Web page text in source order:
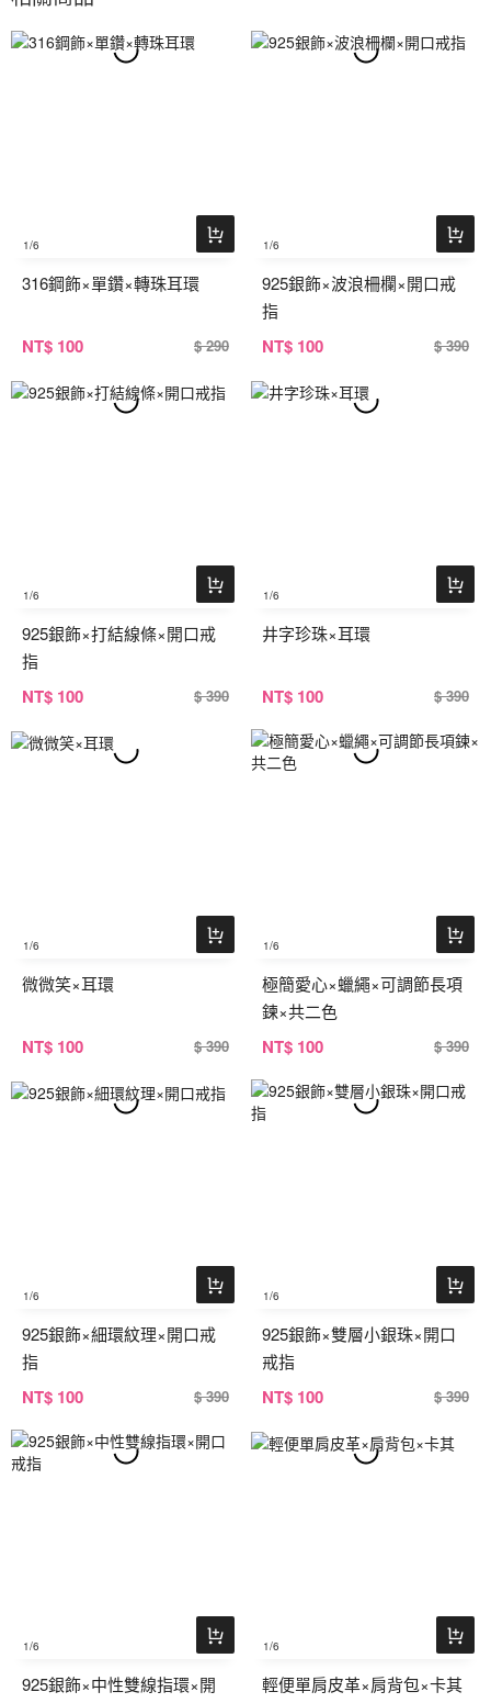
1/6
316鋼飾×單鑽×轉珠耳環
NT$ 100 $ 290
1/6
925銀飾×波浪柵欄×開口戒
指
NT$ 100 $ 390
1/6
925銀飾×打結線條×開口戒
指
NT$ 100 $ 390
1/6
井字珍珠×耳環
NT$ 100 $ 390
1/6
微微笑×耳環
NT$ 100 $ 390
1/6
極簡愛心×蠟繩×可調節長項
鍊×共二色
NT$ 100 $ 390
1/6
925銀飾×細環紋理×開口戒
指
NT$ 100 $ 390
1/6
925銀飾×雙層小銀珠×開口
戒指
NT$ 100 $ 390
1/6
925銀飾×中性雙線指環×開
1/6
輕便單肩皮革×肩背包×卡其